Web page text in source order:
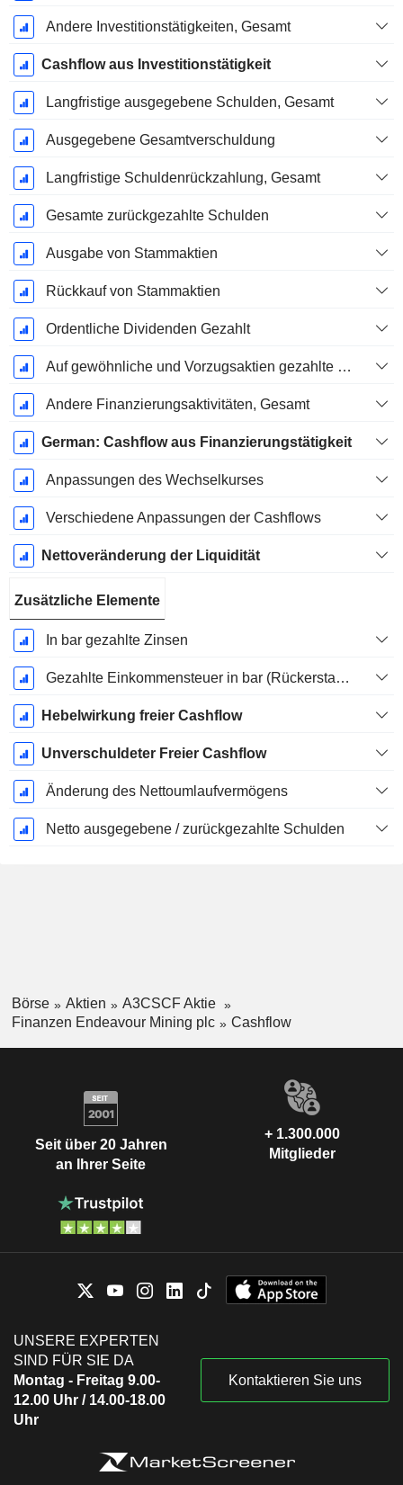
Andere Investitionstätigkeiten, Gesamt
Cashflow aus Investitionstätigkeit
Langfristige ausgegebene Schulden, Gesamt
Ausgegebene Gesamtverschuldung
Langfristige Schuldenrückzahlung, Gesamt
Gesamte zurückgezahlte Schulden
Ausgabe von Stammaktien
Rückkauf von Stammaktien
Ordentliche Dividenden Gezahlt
Auf gewöhnliche und Vorzugsaktien gezahlte Dividenden
Andere Finanzierungsaktivitäten, Gesamt
German: Cashflow aus Finanzierungstätigkeit
Anpassungen des Wechselkurses
Verschiedene Anpassungen der Cashflows
Nettoveränderung der Liquidität
Zusätzliche Elemente
In bar gezahlte Zinsen
Gezahlte Einkommensteuer in bar (Rückerstattung)
Hebelwirkung freier Cashflow
Unverschuldeter Freier Cashflow
Änderung des Nettoumlaufvermögens
Netto ausgegebene / zurückgezahlte Schulden
Börse Aktien
A3CSCF Aktie
Finanzen Endeavour Mining plc
Cashflow
Seit über 20 Jahren
an Ihrer Seite
+ 1.300.000
Mitglieder
UNSERE EXPERTEN
SIND FÜR SIE DA
Montag - Freitag 9.00-
12.00 Uhr / 14.00-18.00
Uhr
Kontaktieren Sie uns